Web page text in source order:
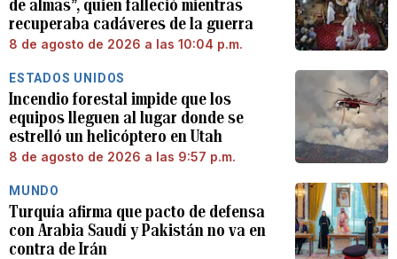
de almas”, quien falleció mientras
recuperaba cadáveres de la guerra
8 de agosto de 2026 a las 10:04 p.m.
ESTADOS UNIDOS
Incendio forestal impide que los
equipos lleguen al lugar donde se
estrelló un helicóptero en Utah
8 de agosto de 2026 a las 9:57 p.m.
MUNDO
Turquía afirma que pacto de defensa
con Arabia Saudí y Pakistán no va en
contra de Irán